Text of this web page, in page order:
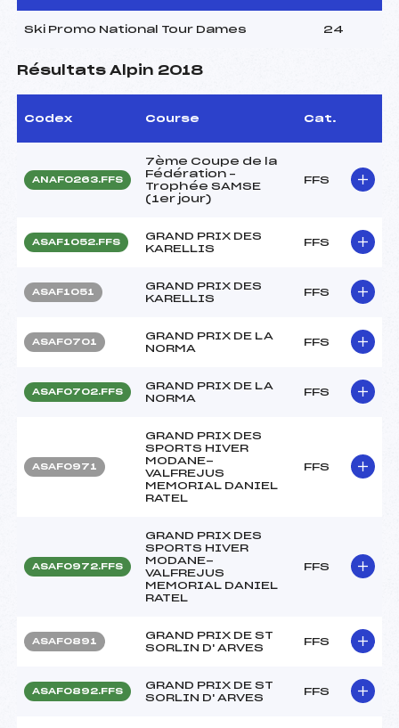
Ski Promo National Tour Dames 24
Résultats Alpin 2018
Codex Course Cat.
ANAF0263.FFS
7ème Coupe de la
Fédération –
Trophée SAMSE
(1er jour)
FFS
ASAF1052.FFS
GRAND PRIX DES
KARELLIS
FFS
ASAF1051
GRAND PRIX DES
KARELLIS
FFS
ASAF0701
GRAND PRIX DE LA
NORMA
FFS
ASAF0702.FFS
GRAND PRIX DE LA
NORMA
FFS
ASAF0971
GRAND PRIX DES
SPORTS HIVER
MODANE-
VALFREJUS
MEMORIAL DANIEL
RATEL
FFS
ASAF0972.FFS
GRAND PRIX DES
SPORTS HIVER
MODANE-
VALFREJUS
MEMORIAL DANIEL
RATEL
FFS
ASAF0891
GRAND PRIX DE ST
SORLIN D' ARVES
FFS
ASAF0892.FFS
GRAND PRIX DE ST
SORLIN D' ARVES
FFS